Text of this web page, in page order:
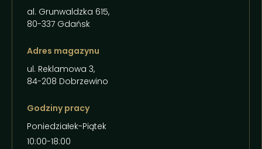
al. Grunwaldzka 615,
80-337 Gdańsk
Adres magazynu
ul. Reklamowa 3,
84-208 Dobrzewino
Godziny pracy
Poniedziałek-Piątek
10:00-18:00